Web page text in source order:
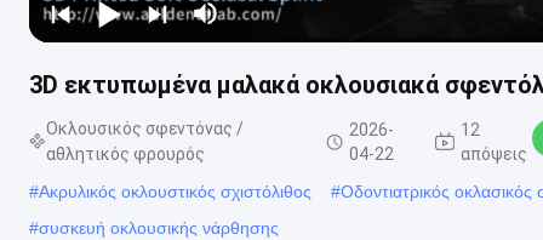
3D εκτυπωμένα μαλακά οκλουσιακά
Οκλουσικός σφεντόνας /
αθλητικός φρουρός
2026-
04-22
12
απόψεις
#Ακρυλικός οκλουστικός σχιστόλιθος #Οδοντιατρικός οκλασικός
#συσκευή οκλουσικής νάρθησης